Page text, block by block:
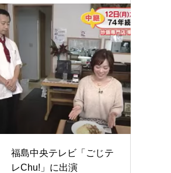
福島中央テレビ「ごじテ
レChu!」に出演